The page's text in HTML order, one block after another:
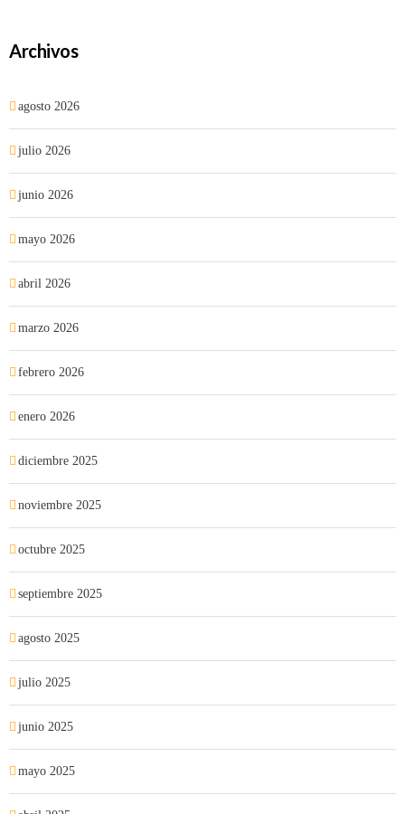
Archivos
agosto 2026
julio 2026
junio 2026
mayo 2026
abril 2026
marzo 2026
febrero 2026
enero 2026
diciembre 2025
noviembre 2025
octubre 2025
septiembre 2025
agosto 2025
julio 2025
junio 2025
mayo 2025